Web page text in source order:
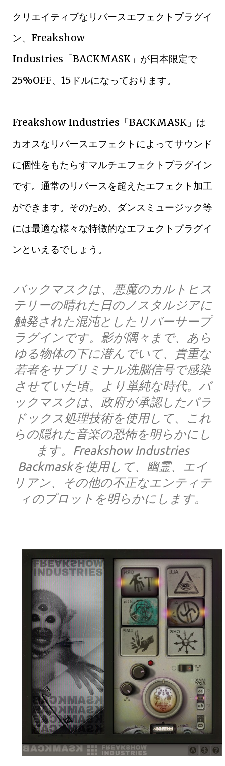
クリエイティブなリバースエフェクトプラグイ
ン、Freakshow
Industries「BACKMASK」が日本限定で
25%OFF、15ドルになっております。
Freakshow Industries「BACKMASK」は
カオスなリバースエフェクトによってサウンド
に個性をもたらすマルチエフェクトプラグイン
です。通常のリバースを超えたエフェクト加工
ができます。そのため、ダンスミュージック等
には最適な様々な特徴的なエフェクトプラグイ
ンといえるでしょう。
バックマスクは、悪魔のカルトヒス
テリーの晴れた日のノスタルジアに
触発された混沌としたリバーサープ
ラグインです。影が隅々まで、あら
ゆる物体の下に潜んでいて、貴重な
若者をサブリミナル洗脳信号で感染
させていた頃。より単純な時代。バ
ックマスクは、政府が承認したパラ
ドックス処理技術を使用して、これ
らの隠れた音楽の恐怖を明らかにし
ます。Freakshow Industries
Backmaskを使用して、幽霊、エイ
リアン、その他の不正なエンティテ
ィのプロットを明らかにします。